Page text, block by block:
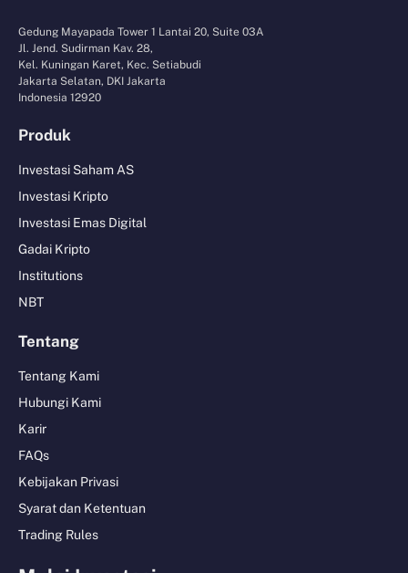
Gedung Mayapada Tower 1 Lantai 20, Suite 03A
Jl. Jend. Sudirman Kav. 28,
Kel. Kuningan Karet, Kec. Setiabudi
Jakarta Selatan, DKI Jakarta
Indonesia 12920
Produk
Investasi Saham AS
Investasi Kripto
Investasi Emas Digital
Gadai Kripto
Institutions
NBT
Tentang
Tentang Kami
Hubungi Kami
Karir
FAQs
Kebijakan Privasi
Syarat dan Ketentuan
Trading Rules